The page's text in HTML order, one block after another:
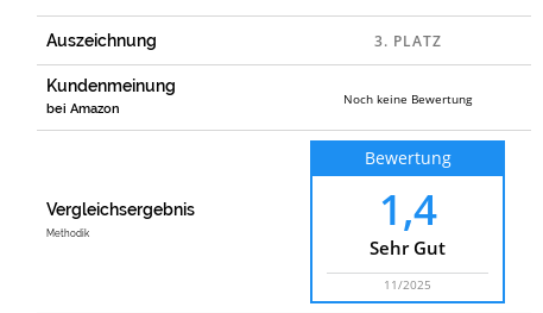
Auszeichnung
Kundenmeinung
bei Amazon
Noch keine Bewertung
Vergleichsergebnis
Methodik
Bewertung
1,4
Sehr Gut
11/2025